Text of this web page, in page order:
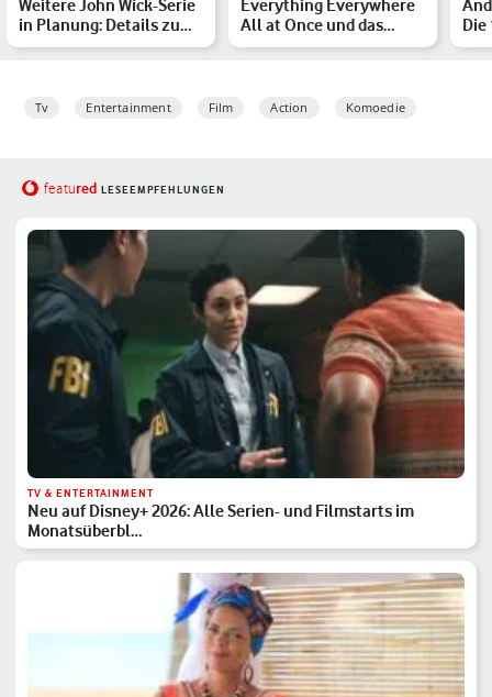
Weitere John Wick-Serie
in Planung: Details zum
Sequel Under the …
Everything Everywhere
All at Once und das
Multiversum: Das Ende
Die
Tv Entertainment Film Action Komoedie
featured LESEEMPFEHLUNGEN
TV & ENTERTAINMENT
Neu auf Disney+ 2026: Alle Serien- und Filmstarts im
Monatsüberbl…